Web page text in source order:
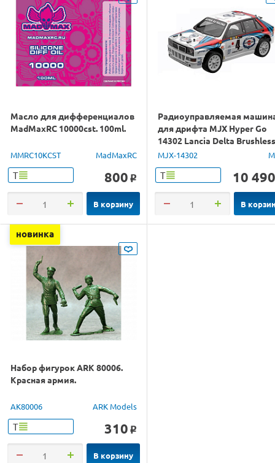
Масло для дифференциалов
MadMaxRC 10000cst. 100ml.
MMRC10KCST MadMaxRC
Т 800 o
В корзину
Радиоуправляемая
для дрифта MJX Hyper Go
14302 Lancia Delta Brushless
4WD 2.4G LED 1/14 RTR
MJX-14302
Т 10 490
В
новинка
Набор фигурок ARK 80006.
Красная армия.
AK80006 ARK Models
Т 310 o
В корзину